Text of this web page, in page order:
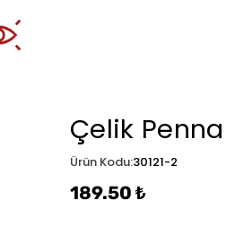
Çelik
Ürün Kodu:30121-2
189.50 ₺